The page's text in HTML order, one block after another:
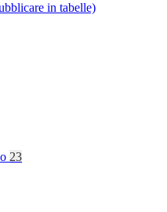
in tabelle)
23